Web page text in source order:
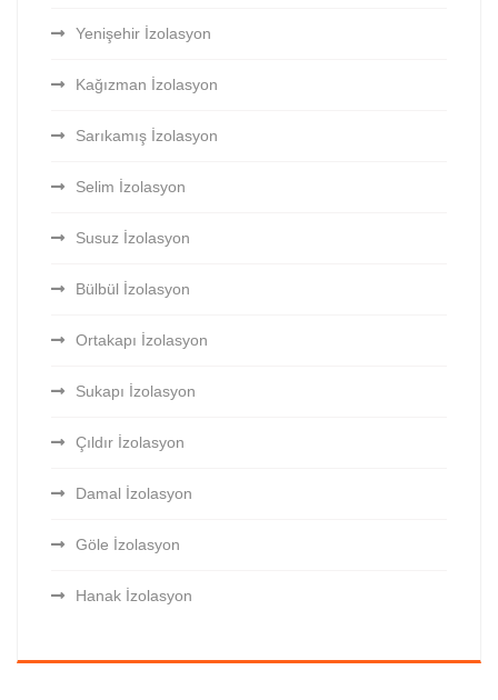
Yenişehir İzolasyon
Kağızman İzolasyon
Sarıkamış İzolasyon
Selim İzolasyon
Susuz İzolasyon
Bülbül İzolasyon
Ortakapı İzolasyon
Sukapı İzolasyon
Çıldır İzolasyon
Damal İzolasyon
Göle İzolasyon
Hanak İzolasyon